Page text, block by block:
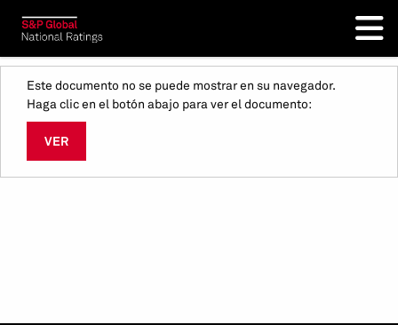
Este documento no se puede mostrar en su navegador.
Haga clic en el botón abajo para ver el documento:
VER